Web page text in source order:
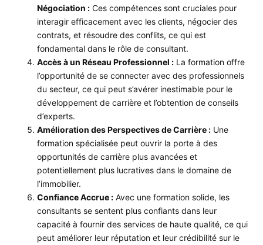
Négociation : Ces compétences sont cruciales pour
interagir efficacement avec les clients, négocier des
contrats, et résoudre des conflits, ce qui est
fondamental dans le rôle de consultant.
Accès à un Réseau Professionnel : La formation offre
l’opportunité de se connecter avec des professionnels
du secteur, ce qui peut s’avérer inestimable pour le
développement de carrière et l’obtention de conseils
d’experts.
Amélioration des Perspectives de Carrière : Une
formation spécialisée peut ouvrir la porte à des
opportunités de carrière plus avancées et
potentiellement plus lucratives dans le domaine de
l’immobilier.
Confiance Accrue : Avec une formation solide, les
consultants se sentent plus confiants dans leur
capacité à fournir des services de haute qualité, ce qui
peut améliorer leur réputation et leur crédibilité sur le